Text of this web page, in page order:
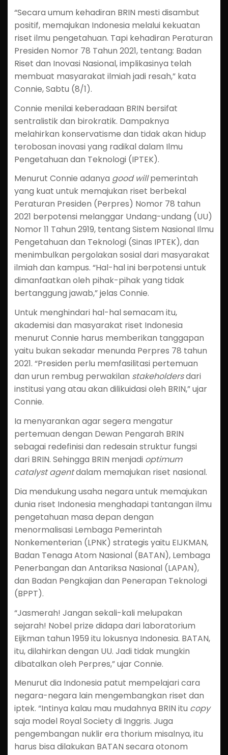
“Secara umum kehadiran BRIN mesti disambut
positif, memajukan Indonesia melalui kekuatan
riset ilmu pengetahuan. Tapi kehadiran Peraturan
Presiden Nomor 78 Tahun 2021, tentang: Badan
Riset dan Inovasi Nasional, implikasinya telah
membuat masyarakat ilmiah jadi resah,” kata
Connie, Sabtu (8/1).
Connie menilai keberadaan BRIN bersifat
sentralistik dan birokratik. Dampaknya
melahirkan konservatisme dan tidak akan hidup
terobosan inovasi yang radikal dalam Ilmu
Pengetahuan dan Teknologi (IPTEK).
Menurut Connie adanya good willpemerintah
yang kuat untuk memajukan riset berbekal
Peraturan Presiden (Perpres) Nomor 78 tahun
2021 berpotensi melanggar Undang-undang (UU)
Nomor 11 Tahun 2919, tentang Sistem Nasional Ilmu
Pengetahuan dan Teknologi (Sinas IPTEK), dan
menimbulkan pergolakan sosial dari masyarakat
ilmiah dan kampus. “Hal-hal ini berpotensi untuk
dimanfaatkan oleh pihak-pihak yang tidak
bertanggung jawab,” jelas Connie.
Untuk menghindari hal-hal semacam itu,
akademisi dan masyarakat riset Indonesia
menurut Connie harus memberikan tanggapan
yaitu bukan sekadar menunda Perpres 78 tahun
2021. “Presiden perlu memfasilitasi pertemuan
dan urun rembug perwakilan stakeholdersdari
institusi yang atau akan dilikuidasi oleh BRIN,” ujar
Connie.
Ia menyarankan agar segera mengatur
pertemuan dengan Dewan Pengarah BRIN
sebagai redefinisi dan redesain struktur fungsi
dari BRIN. Sehingga BRIN menjadi optimum
catalyst agentdalam memajukan riset nasional.
Dia mendukung usaha negara untuk memajukan
dunia riset Indonesia menghadapi tantangan ilmu
pengetahuan masa depan dengan
menormalisasi Lembaga Pemerintah
Nonkementerian (LPNK) strategis yaitu EIJKMAN,
Badan Tenaga Atom Nasional (BATAN), Lembaga
Penerbangan dan Antariksa Nasional (LAPAN),
dan Badan Pengkajian dan Penerapan Teknologi
(BPPT).
“Jasmerah! Jangan sekali-kali melupakan
sejarah! Nobel prize didapa dari laboratorium
Eijkman tahun 1959 itu lokusnya Indonesia. BATAN,
itu, dilahirkan dengan UU. Jadi tidak mungkin
dibatalkan oleh Perpres,” ujar Connie.
Menurut dia Indonesia patut mempelajari cara
negara-negara lain mengembangkan riset dan
iptek. “Intinya kalau mau mudahnya BRIN itu copy
saja model Royal Society di Inggris. Juga
pengembangan nuklir era thorium misalnya, itu
harus bisa dilakukan BATAN secara otonom